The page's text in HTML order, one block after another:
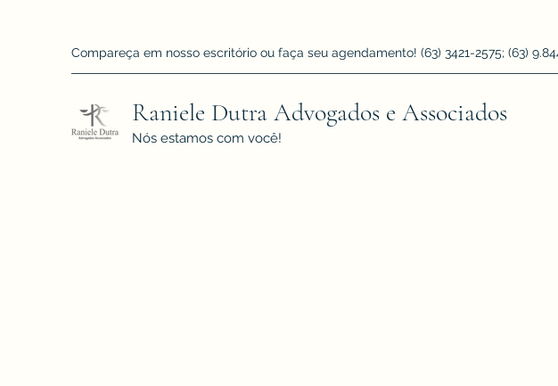
Compareça em nosso escritório ou faça seu agendamento! (63) 3421-2575; (63)
Raniele Dutra Advogados e Associados
Nós estamos com você!